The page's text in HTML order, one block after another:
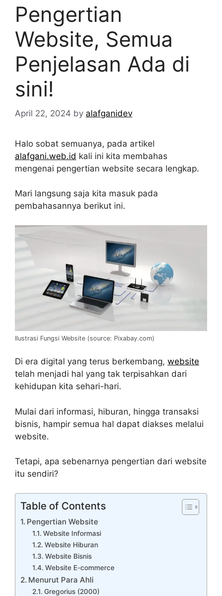
Pengertian
Website, Semua
Penjelasan Ada di
sini!
April 22, 2024 by alafganidev
Halo sobat semuanya, pada artikel
alafgani.web.id kali ini kita membahas
mengenai pengertian website secara lengkap.
Mari langsung saja kita masuk pada
pembahasannya berikut ini.
Ilustrasi Fungsi Website (source: Pixabay.com)
Di era digital yang terus berkembang, website
telah menjadi hal yang tak terpisahkan dari
kehidupan kita sehari-hari.
Mulai dari informasi, hiburan, hingga transaksi
bisnis, hampir semua hal dapat diakses melalui
website.
Tetapi, apa sebenarnya pengertian dari website
itu sendiri?
Table of Contents
Pengertian Website
Website Informasi
Website Hiburan
Website Bisnis
Website E-commerce
Menurut Para Ahli
Gregorius (2000)